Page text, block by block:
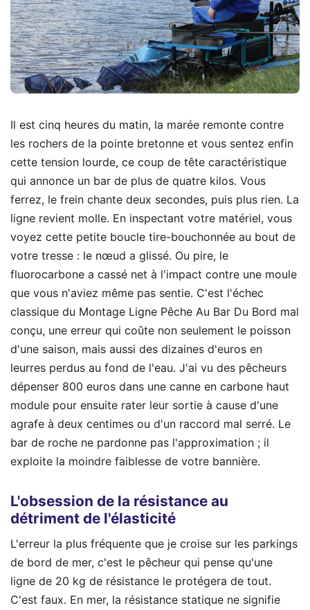
Il est cinq heures du matin, la marée remonte contre
les rochers de la pointe bretonne et vous sentez enfin
cette tension lourde, ce coup de tête caractéristique
qui annonce un bar de plus de quatre kilos. Vous
ferrez, le frein chante deux secondes, puis plus rien. La
ligne revient molle. En inspectant votre matériel, vous
voyez cette petite boucle tire-bouchonnée au bout de
votre tresse : le nœud a glissé. Ou pire, le
fluorocarbone a cassé net à l'impact contre une moule
que vous n'aviez même pas sentie. C'est l'échec
classique du Montage Ligne Pêche Au Bar Du Bord mal
conçu, une erreur qui coûte non seulement le poisson
d'une saison, mais aussi des dizaines d'euros en
leurres perdus au fond de l'eau. J'ai vu des pêcheurs
dépenser 800 euros dans une canne en carbone haut
module pour ensuite rater leur sortie à cause d'une
agrafe à deux centimes ou d'un raccord mal serré. Le
bar de roche ne pardonne pas l'approximation ; il
exploite la moindre faiblesse de votre bannière.
L'obsession de la résistance au
détriment de l'élasticité
L'erreur la plus fréquente que je croise sur les parkings
de bord de mer, c'est le pêcheur qui pense qu'une
ligne de 20 kg de résistance le protégera de tout.
C'est faux. En mer, la résistance statique ne signifie